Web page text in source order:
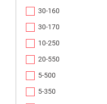
30-160
30-170
10-250
20-550
5-500
5-350